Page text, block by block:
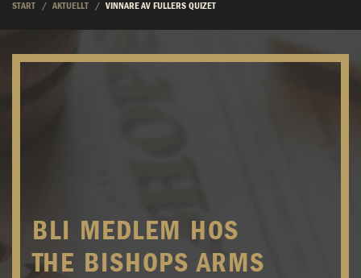
START AKTUELLT VINNARE AV FULLERS QUIZET
BLI MEDLEM HOS
THE BISHOPS ARMS